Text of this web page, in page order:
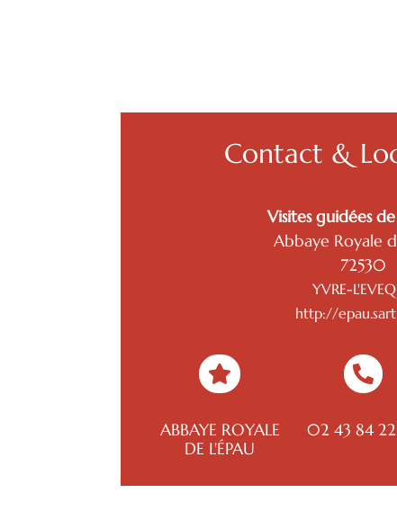
Contact &
Visites guidées de
Abbaye Royale
72530
YVRE-
http://

ABBAYE ROYALE
DE L'ÉPAU

02 43 84